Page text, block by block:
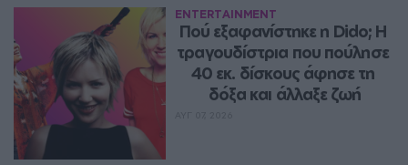
ENTERTAINMENT
Πού εξαφανίστηκε η Dido; Η
τραγουδίστρια που πούλησε
40 εκ. δίσκους άφησε τη
δόξα και άλλαξε ζωή